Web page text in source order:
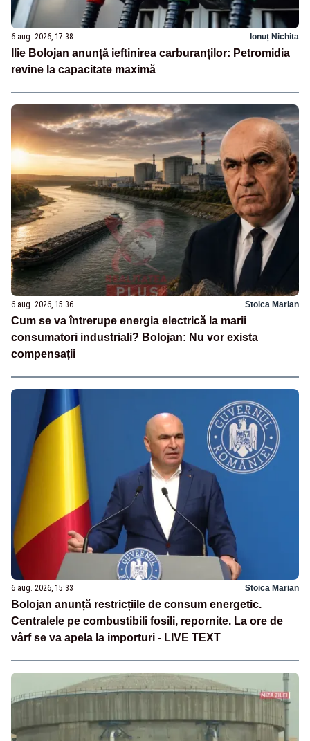
6 aug. 2026, 17:38 Ionuț Nichita
Ilie Bolojan anunță ieftinirea carburanților: Petromidia
revine la capacitate maximă
6 aug. 2026, 15:36 Stoica Marian
Cum se va întrerupe energia electrică la marii
consumatori industriali? Bolojan: Nu vor exista
compensații
6 aug. 2026, 15:33 Stoica Marian
Bolojan anunță restricțiile de consum energetic.
Centralele pe combustibili fosili, repornite. La ore de
vârf se va apela la importuri - LIVE TEXT